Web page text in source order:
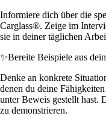
Informiere dich über die
Carglass®. Zeige im
sie in deiner täglichen
✨Bereite Beispiele aus
Denke an konkrete
denen du deine
unter Beweis gestellt hast.
zu demonstrieren.